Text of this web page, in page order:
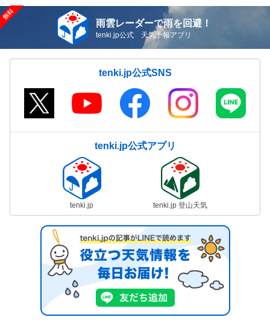
雨雲レーダーで雨を回避！
tenki.jp公式 天気予報アプリ
tenki.jp公式SNS
tenki.jp公式アプリ
tenki.jp tenki.jp 登山天気